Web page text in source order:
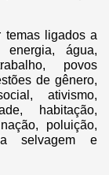
temas ligados a
energia, água,
povos
de gênero,
ativismo,
habitação,
poluição,
selvagem e